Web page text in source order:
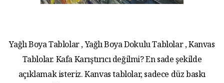
Yağlı Boya Tablolar , Yağlı Boya Dokulu Tablolar , Kanvas
Tablolar. Kafa Karıştırıcı değilmi? En sade şekilde
açıklamak isteriz. Kanvas tablolar, sadece düz baskı